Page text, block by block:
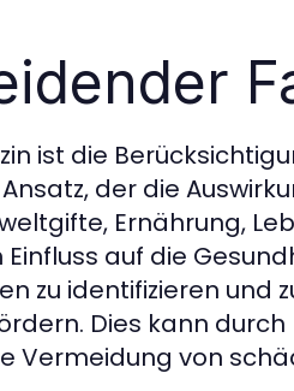
ist die
der die
Ernährung,
auf die
zu identifizieren und
Dies kann durch
Vermeidung von